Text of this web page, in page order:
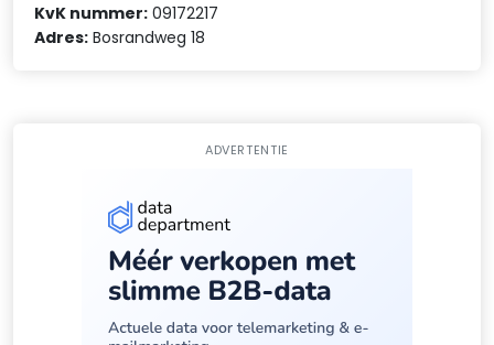
KvK nummer: 09172217
Adres: Bosrandweg 18
ADVERTENTIE